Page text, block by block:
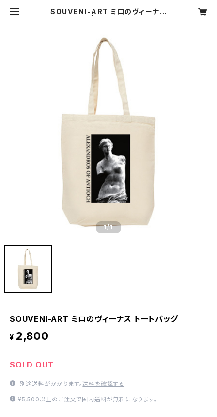
SOUVENI-ART ミロのヴィーナス
1/1
SOUVENI-ART ミロのヴィーナス トートバッグ
¥ 2,800
SOLD OUT
別途送料がかかります。送料を確認する
¥5,500以上のご注文で国内送料が無料になります。